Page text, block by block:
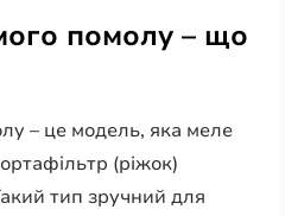
помолу – що
– це модель, яка меле
(ріжок)
тип зручний для